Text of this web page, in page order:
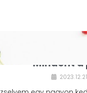
Mindent